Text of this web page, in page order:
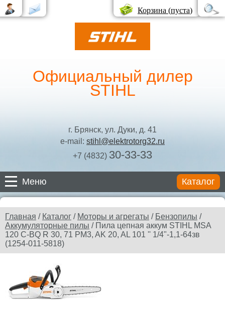
Корзина (пуста)
Официальный дилер
STIHL
г. Брянск, ул. Дуки, д. 41
e-mail: stihl@elektrotorg32.ru
+7 (4832) 30-33-33
Меню Каталог
Каталог
Официальный сайт
производителя
Юридическое
Главная / Каталог / Моторы и агрегаты / Бензопилы /
Аккумуляторные пилы / Пила цепная аккум STIHL MSA
120 C-BQ R 30, 71 PM3, AK 20, AL 101 '' 1/4"-1,1-64зв
(1254-011-5818)